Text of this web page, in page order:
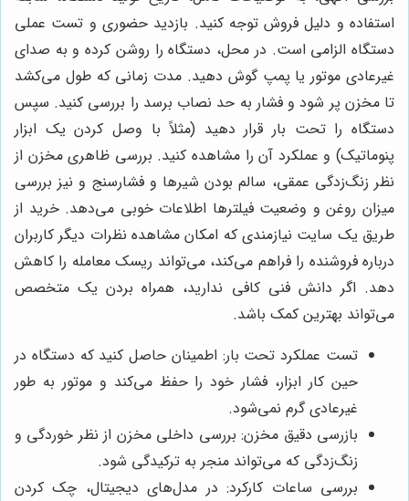
استفاده و دلیل فروش توجه کنید. بازدید حضوری و تست عملی
دستگاه الزامی است. در محل، دستگاه را روشن کرده و به صدای
غیرعادی موتور یا پمپ گوش دهید. مدت زمانی که طول می‌کشد
تا مخزن پر شود و فشار به حد نصاب برسد را بررسی کنید. سپس
دستگاه را تحت بار قرار دهید (مثلاً با وصل کردن یک ابزار
پنوماتیک) و عملکرد آن را مشاهده کنید. بررسی ظاهری مخزن از
نظر زنگ‌زدگی عمقی، سالم بودن شیرها و فشارسنج و نیز بررسی
میزان روغن و وضعیت فیلترها اطلاعات خوبی می‌دهد. خرید از
طریق یک سایت نیازمندی که امکان مشاهده نظرات دیگر کاربران
درباره فروشنده را فراهم می‌کند، می‌تواند ریسک معامله را کاهش
دهد. اگر دانش فنی کافی ندارید، همراه بردن یک متخصص
می‌تواند بهترین کمک باشد.
تست عملکرد تحت بار: اطمینان حاصل کنید که دستگاه در
حین کار ابزار، فشار خود را حفظ می‌کند و موتور به طور
غیرعادی گرم نمی‌شود.
بازرسی دقیق مخزن: بررسی داخلی مخزن از نظر خوردگی و
زنگ‌زدگی که می‌تواند منجر به ترکیدگی شود.
بررسی ساعات کارکرد: در مدل‌های دیجیتال، چک کردن